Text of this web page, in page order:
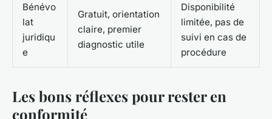
Bénévo
lat
juridiqu
e
Gratuit, orientation
claire, premier
diagnostic utile
Disponibilité
limitée, pas de
suivi en cas de
procédure
Les bons réflexes pour rester en
conformité